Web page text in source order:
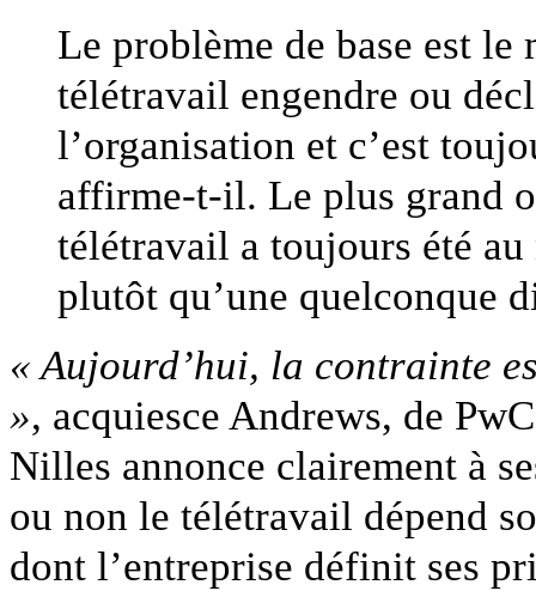
Le problème de base est
télétravail engendre ou
l’organisation et c’est
affirme-t-il. Le plus grand
télétravail a toujours été
plutôt qu’une quelconque
« Aujourd’hui, la contrainte
», acquiesce Andrews, de
Nilles annonce clairement à
ou non le télétravail dépend
dont l’entreprise définit ses